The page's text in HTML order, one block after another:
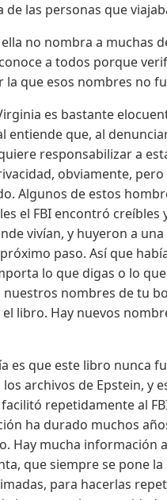
las personas que
no nombra a muchas
a todos porque
que esos nombres no
es bastante
entiende que, al
responsabilizar a
obviamente,
Algunos de estos
el FBI encontró
vivían, y huyeron a
paso. Así que
lo que digas o lo
nombres de tu
libro. Hay nuevos
es que este libro nunca
archivos de Epstein, y
repetidamente al
ha durado muchos
Hay mucha información
que siempre se pone
para hacerlas